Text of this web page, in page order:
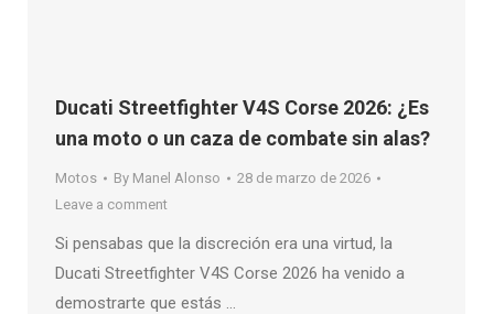
Ducati Streetfighter V4S Corse 2026: ¿Es
una moto o un caza de combate sin alas?
Motos By Manel Alonso
28 de marzo de 2026
Leave a comment
Si pensabas que la discreción era una virtud, la
Ducati Streetfighter V4S Corse 2026 ha venido a
demostrarte que estás …